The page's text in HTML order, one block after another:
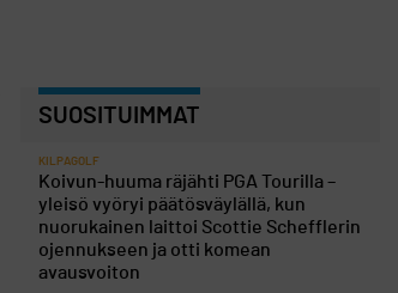
SUOSITUIMMAT
KILPAGOLF
Koivun-huuma räjähti PGA Tourilla –
yleisö vyöryi päätösväylällä, kun
nuorukainen laittoi Scottie Schefflerin
ojennukseen ja otti komean
avausvoiton